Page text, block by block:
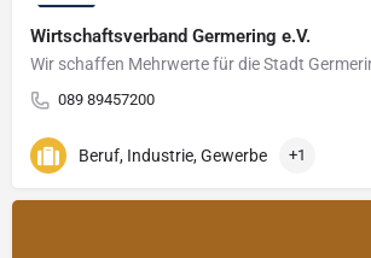
Wirtschaftsverband Germering e.V.
089 89457200
Beruf, Industrie, Gewerbe +1